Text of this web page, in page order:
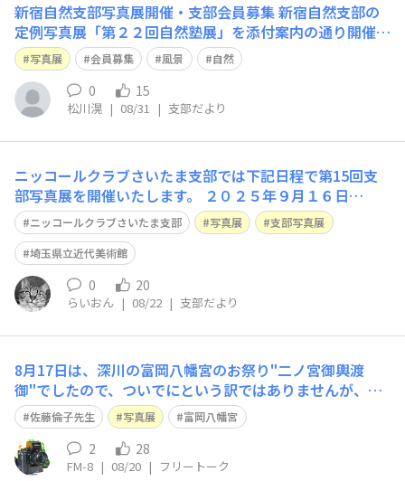
新宿自然支部写真展開催・支部会員募集 新宿自然支部の
定例写真展「第２２回自然塾展」を添付案内の通り開催い
たします。 ２０２５年１０月７日（火）～１３日（月）
JCIIフォトクラブ２５（半蔵門） 皆様にご高覧頂き、
ご批評・ご感想をいただければ幸いです。 合わせて、新
規支部会員募集中です。詳しくはホーム
写真展 会員募集 風景 自然
0 15
松川滉 | 08/31 | 支部だより
ニッコールクラブさいたま支部では下記日程で第15回支
部写真展を開催いたします。 ２０２５年９月１６日
（火）～２１日（日） １０:００～１７:３０（最終日は１
６:３０まで） 埼玉県立近代美術館一般展示室４ 今年は、
課題作品「埼玉のみち」と自由作品の構成となっていま
す。 お時間ありましたら、お越し
ニッコールクラブさいたま支部 写真展
支部写真展
埼玉県立近代美術館
0 20
らいおん | 08/22 | 支部だより
8月17日は、深川の富岡八幡宮のお祭り"二ノ宮御輿渡
御"でしたので、ついでにという訳ではありませんが、佐
藤倫子先生の写真展に行ってきました。 展示場は境内の
一角に、綺麗に整備された広々としたスペースに設けられ
ており、開放された室外にも関わらず落ち着いた雰囲気あ
る空間になっていて、作品をじっくりと鑑賞
佐藤倫子先生 写真展 富岡八幡宮
2 28
FM-8 | 08/20 | フリートーク